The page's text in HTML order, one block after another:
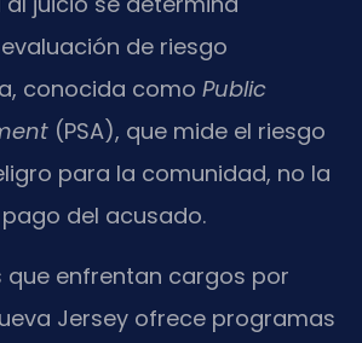
de riesgo
conocida como Public
(PSA), que mide el riesgo
para la comunidad, no la
del acusado.
que enfrentan cargos por
Jersey ofrece programas